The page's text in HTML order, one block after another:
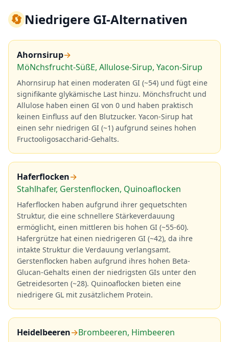
🔄Niedrigere GI-Alternativen
Ahornsirup→
MöNchsfrucht-SüßE, Allulose-Sirup, Yacon-Sirup
Ahornsirup hat einen moderaten GI (~54) und fügt eine
signifikante glykämische Last hinzu. Mönchsfrucht und
Allulose haben einen GI von 0 und haben praktisch
keinen Einfluss auf den Blutzucker. Yacon-Sirup hat
einen sehr niedrigen GI (~1) aufgrund seines hohen
Fructooligosaccharid-Gehalts.
Haferflocken→
Stahlhafer, Gerstenflocken, Quinoaflocken
Haferflocken haben aufgrund ihrer gequetschten
Struktur, die eine schnellere Stärkeverdauung
ermöglicht, einen mittleren bis hohen GI (~55-60).
Hafergrütze hat einen niedrigeren GI (~42), da ihre
intakte Struktur die Verdauung verlangsamt.
Gerstenflocken haben aufgrund ihres hohen Beta-
Glucan-Gehalts einen der niedrigsten GIs unter den
Getreidesorten (~28). Quinoaflocken bieten eine
niedrigere GL mit zusätzlichem Protein.
Heidelbeeren→Brombeeren, Himbeeren